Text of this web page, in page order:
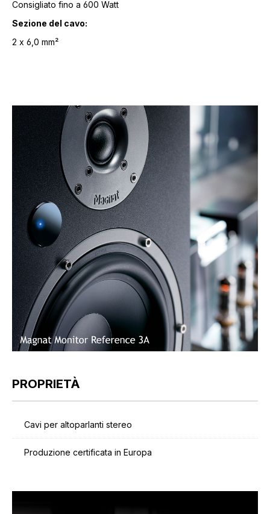
Consigliato fino a 600 Watt
Sezione del cavo:
2 x 6,0 mm²
PROPRIETÀ
Cavi per altoparlanti stereo
Produzione certificata in Europa